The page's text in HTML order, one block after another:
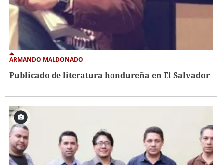
ARMANDO MALDONADO
Publicado de literatura hondureña en El Salvador